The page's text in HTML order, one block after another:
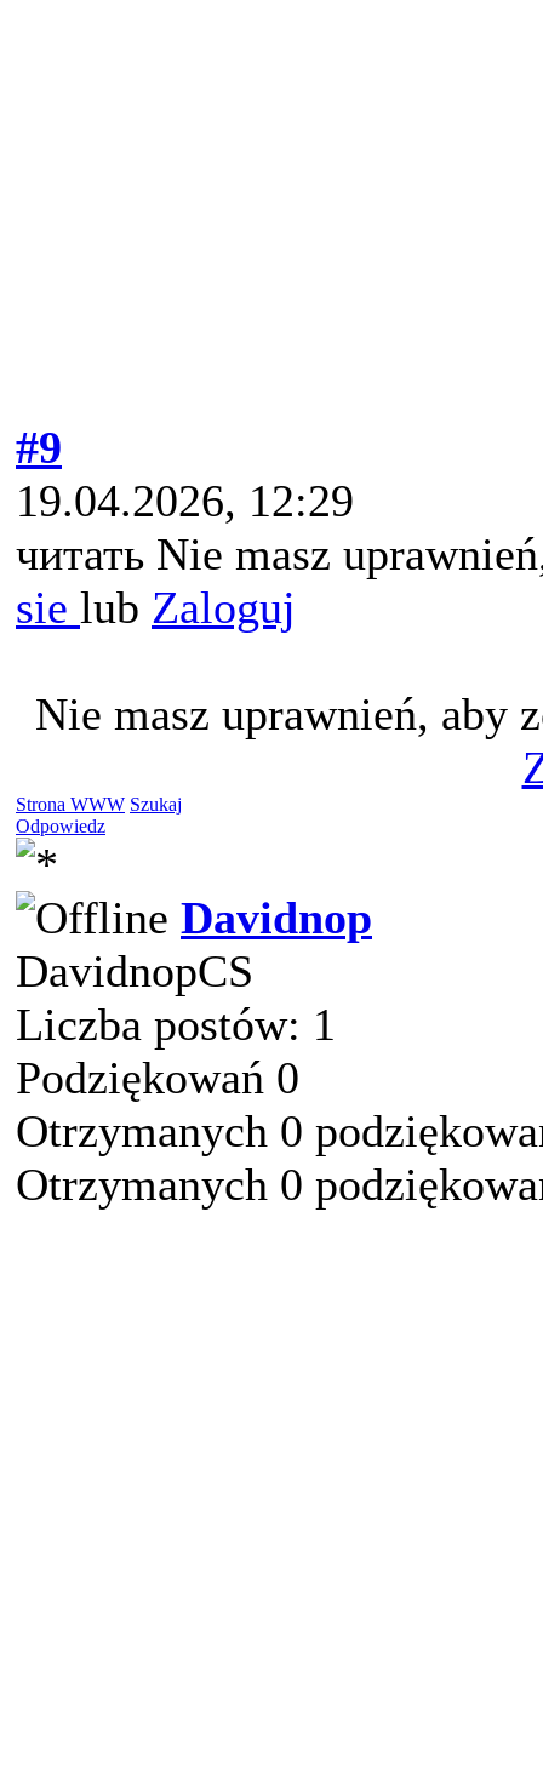
#9
19.04.2026, 12:29
читать Nie masz
sie lub Zaloguj
Nie masz uprawnień, aby
Strona WWW Szukaj
Odpowiedz
Davidnop
DavidnopCS
Liczba postów: 1
Podziękowań 0
Otrzymanych 0
Otrzymanych 0